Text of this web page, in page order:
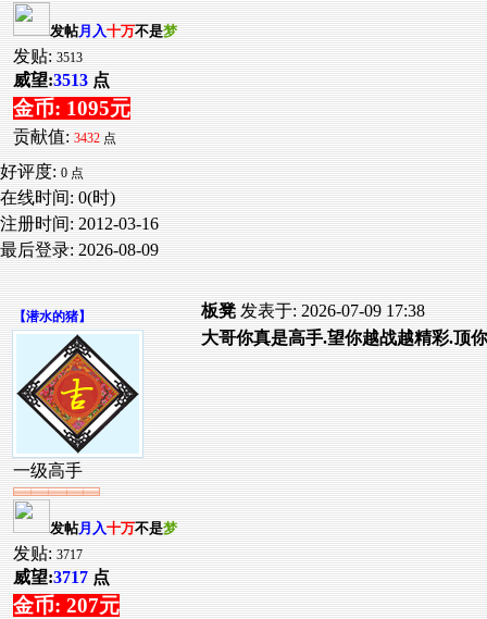
发帖月入十万不是梦
发贴: 3513
威望:3513 点
金币: 1095元
贡献值: 3432 点
好评度: 0 点
在线时间: 0(时)
注册时间: 2012-03-16
最后登录: 2026-08-09
【潜水的猪】
一级高手
发帖月入十万不是梦
发贴: 3717
威望:3717 点
金币: 207元
板凳 发表于: 2026-07-09 17:38
大哥你真是高手.望你越战越精彩.顶